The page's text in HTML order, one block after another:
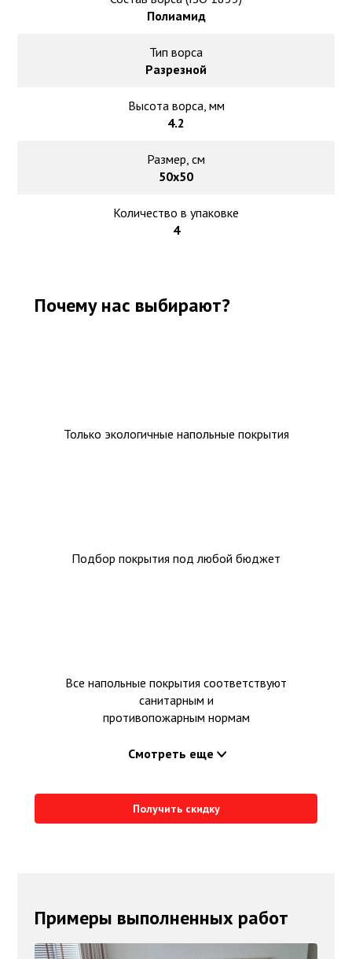
Полиамид
Тип ворса
Разрезной
Высота ворса, мм
4.2
Размер, см
50х50
Количество в упаковке
4
Почему нас выбирают?
Только экологичные напольные покрытия
Подбор покрытия под любой бюджет
Все напольные покрытия соответствуют
санитарным и
противопожарным нормам
Смотреть еще
Получить скидку
Примеры выполненных работ